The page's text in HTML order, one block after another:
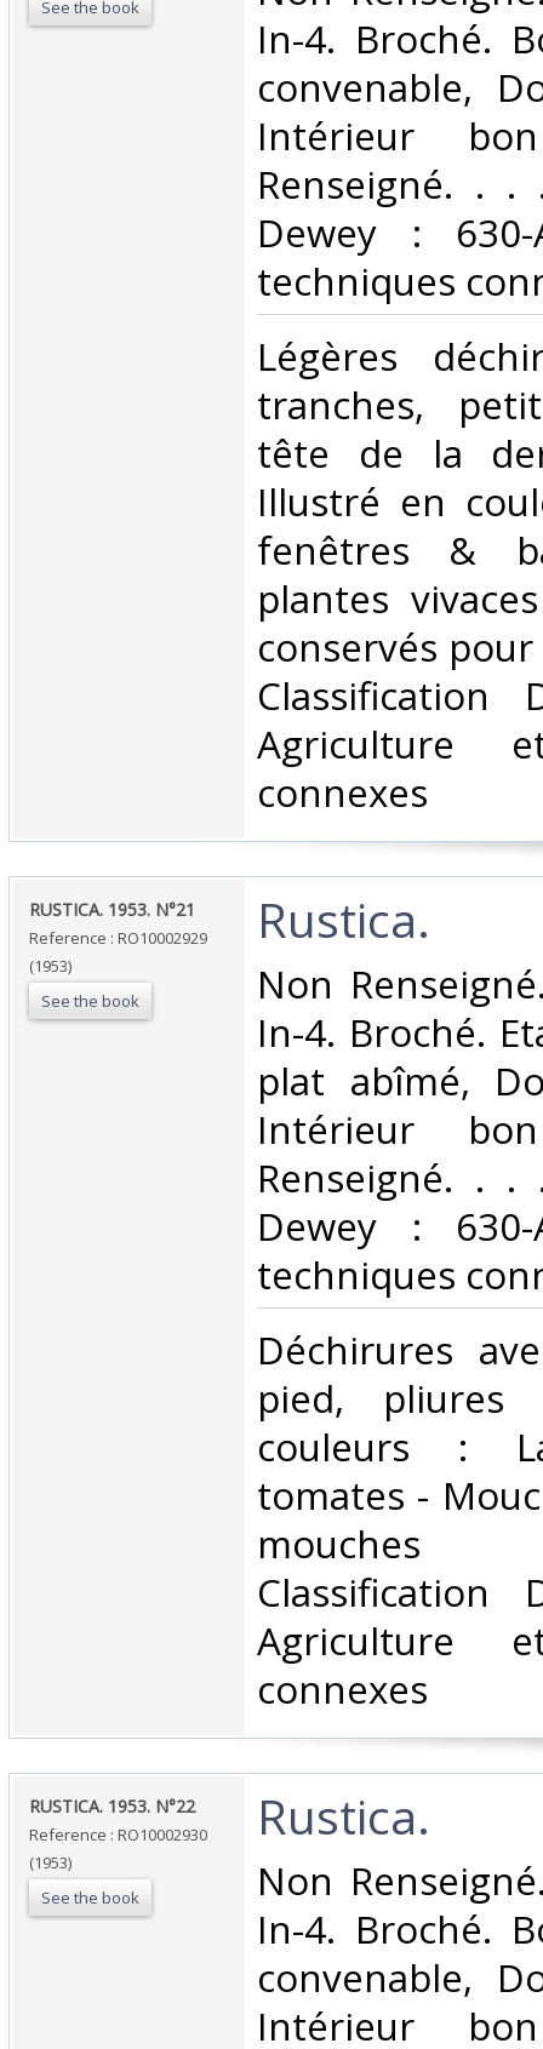
See the book
In-4. Broché.
convenable,
Intérieur
Renseigné. . .
Dewey :
techniques
‎Légères
tranches,
tête de la
Illustré en
fenêtres &
plantes
conservés
Classification
Agriculture
connexes‎
‎RUSTICA. 1953. N°21‎
Reference : RO10002929
(1953)
See the book
‎Rustica.‎
‎Non
In-4. Broché.
plat abîmé,
Intérieur
Renseigné. . .
Dewey :
techniques
‎Déchirures
pied,
couleurs :
tomates -
Classification
Agriculture
connexes‎
‎RUSTICA. 1953. N°22‎
Reference : RO10002930
(1953)
See the book
‎Rustica.‎
‎Non
In-4. Broché.
convenable,
Intérieur